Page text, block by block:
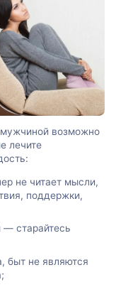
мужчиной возможно
лечите
не читает мысли,
поддержки,
— старайтесь
быт не являются